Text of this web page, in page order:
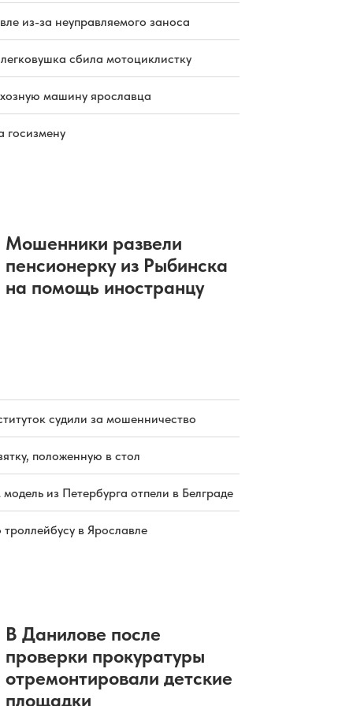
07.08.2026 10:17
В «Ярдормосте» назначили нового
директора
07.08.2026 09:51|ОБЩЕСТВО
клещи
Ярославский бизнесмен не смог
из-за неуправляемого заноса
сбила мотоциклистку
машину ярославца
госизмену
Мошенники развели
пенсионерку из Рыбинска
на помощь иностранцу
судили за мошенничество
положенную в стол
из Петербурга отпели в Белграде
троллейбусу в Ярославле
В Данилове после
проверки прокуратуры
отремонтировали детские
площадки